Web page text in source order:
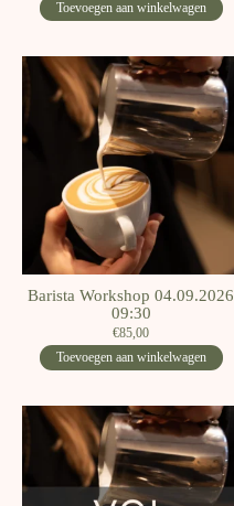
Toevoegen aan winkelwagen
Barista Workshop 04.09.2026
09:30
€85,00
Toevoegen aan winkelwagen